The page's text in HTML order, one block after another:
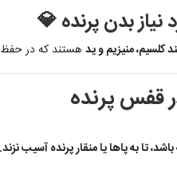
کلسیم، منیزیم و یدهستند که در
قفس پرنده
تا به پاها یا منقار پرنده آسیب نزند.